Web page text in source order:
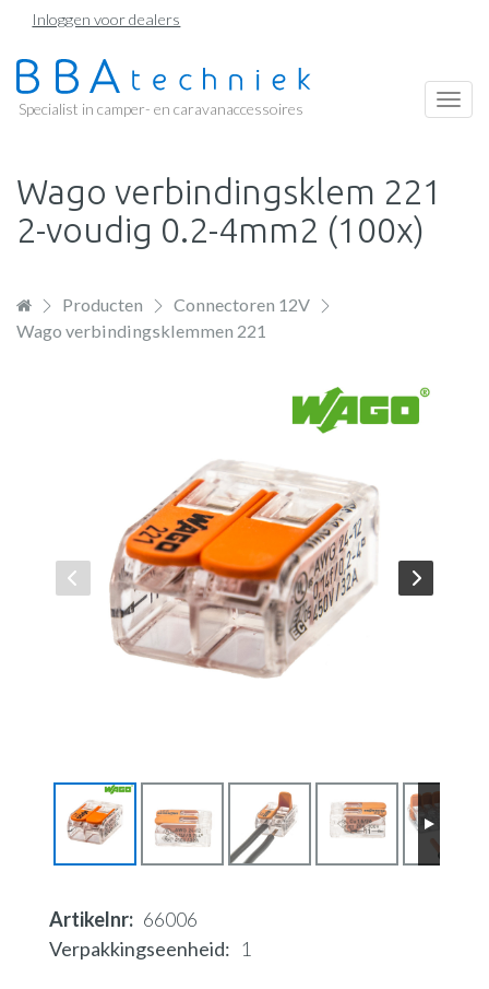
Overslaan
naar
de
Inloggen voor dealers
Specialist in camper- en caravanaccessoires
Wago verbindingsklem 221
2-voudig 0.2-4mm2 (100x)
Producten
Connectoren 12V
Wago verbindingsklemmen 221
Artikelnr
66006
Verpakkingseenheid
1